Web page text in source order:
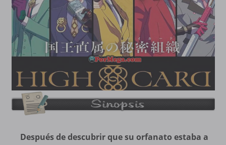
Después de descubrir que su orfanato estaba a